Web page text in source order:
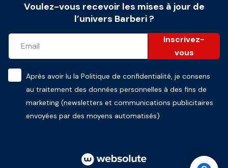
Voulez-vous recevoir les mises à jour de
l’univers Barberi ?
Inscrivez-
vous
Après avoir lu la Politique de confidentialité, je consens
au traitement des données personnelles à des fins de
marketing (newsletters et communications publicitaires
envoyées par des moyens automatisés)